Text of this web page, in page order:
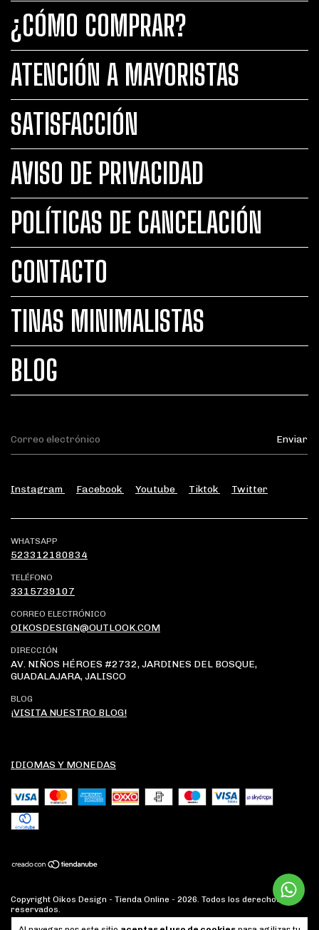
¿CÓMO COMPRAR?
ATENCIÓN A MAYORISTAS
SATISFACCIÓN
AVISO DE PRIVACIDAD
POLÍTICAS DE CANCELACIÓN
CONTACTO
TINAS MINIMALISTAS
BLOG
Instagram Facebook Youtube Tiktok Twitter
WHATSAPP
523312180834
TELÉFONO
3315739107
CORREO ELECTRÓNICO
OIKOSDESIGN@OUTLOOK.COM
DIRECCIÓN
AV. NIÑOS HÉROES #2732, JARDINES DEL BOSQUE,
GUADALAJARA, JALISCO
BLOG
¡VISITA NUESTRO BLOG!
IDIOMAS Y MONEDAS
Copyright Oikos Design - Tienda Online - 2026. Todos los derechos
reservados.